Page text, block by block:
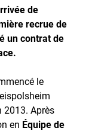
de
recrue de
un contrat de
le
2013. Après
en Équipe de